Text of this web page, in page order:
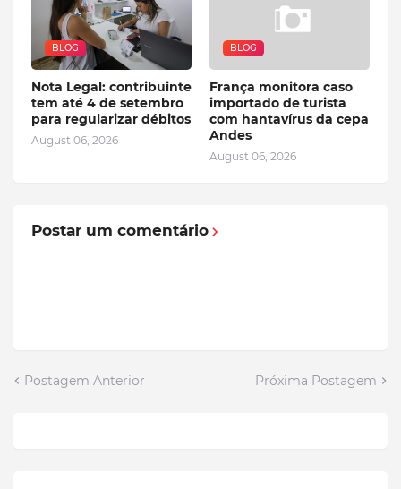
BLOG
Nota Legal: contribuinte
tem até 4 de setembro
para regularizar débitos
August 06, 2026
BLOG
França monitora caso
importado de turista
com hantavírus da cepa
Andes
August 06, 2026
Postar um comentário
Postagem Anterior Próxima Postagem